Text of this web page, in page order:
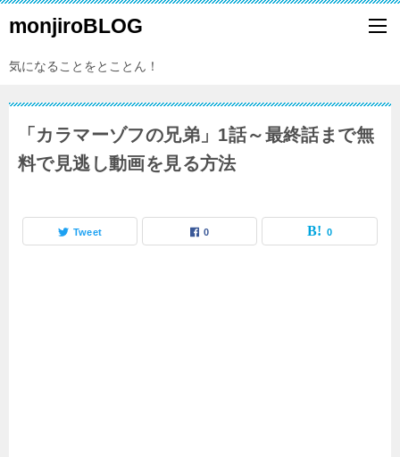
monjiroBLOG
気になることをとことん！
「カラマーゾフの兄弟」1話～最終話まで無
料で見逃し動画を見る方法
Tweet 0 0